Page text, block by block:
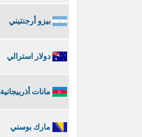
بيزو أرجنتيني
دولار استرالي
مانات أذربيجانية
مارك بوسني